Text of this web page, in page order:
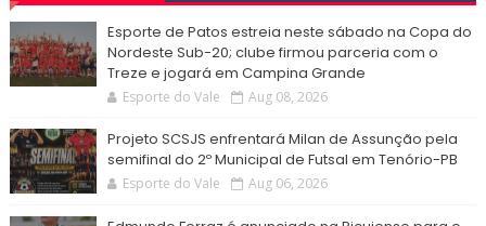
Esporte de Patos estreia neste sábado na Copa do
Nordeste Sub-20; clube firmou parceria com o
Treze e jogará em Campina Grande
Esporte do Vale Aug 08, 2026
Projeto SCSJS enfrentará Milan de Assunção pela
semifinal do 2º Municipal de Futsal em Tenório-PB
Esporte do Vale Aug 06, 2026